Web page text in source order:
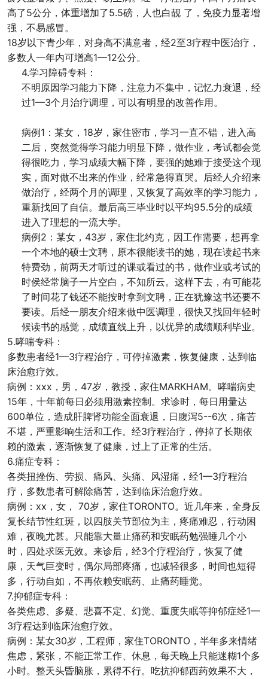
高了5公分，体重增加了5.5磅，人也白靓 了，免疫力显著增
强，不易感冒。
18岁以下青少年，对身高不满意者，经2至3疗程中医治疗，
多数人一年内可增高1—12公分。
4.学习障碍专科：
不明原因学习能力下降，注意力不集中，记忆力衰退，经
过1—3个月治疗调理，可以有明显的改善作用。
病例1：某女，18岁，家住密市，学习一直不错，进入高
二后，突然觉得学习能力明显下降，做作业，考试都会觉
得很吃力，学习成绩大幅下降，要强的她难于接受这个现
实，面对做不出来的作业，经常急得直哭。后经人介绍来
做治疗，经两个月的调理，又恢复了高效率的学习能力，
重新找回了自信。最后高三毕业时以平均95.5分的成绩
进入了理想的一流大学。
病例2：某女，43岁，家住北约克，因工作需要，想再拿
一个本地的硕士文聘，原本很能读书的她，现在读起书来
特费劲，前两天才听过的课或看过的书，做作业或考试的
时侯经常脑子一片空白，不知所云。这样下去，有可能花
了时间花了钱还不能按时拿到文聘，正在犹豫这书还要不
要读。后经一朋友介绍来做中医调理，很快又找回年轻时
候读书的感觉，成绩直线上升，以优异的成绩顺利毕业。
5.哮喘专科：
多数患者经1—3疗程治疗，可停掉激素，恢复健康，达到临
床治愈疗效。
病例：xxx，男，47岁，教授，家住MARKHAM。哮喘病史
15年，十年前每日必须用激素控制。求诊时，每日用量达
600单位，造成肝脾肾功能全面衰退，日腹泻5--6次，痛苦
不堪，严重影响生活和工作。经3疗程治疗，停掉了长期依
赖的激素，逐渐恢复了健康，过上了正常的生活。
6.痛症专科：
各类扭挫伤、劳损、痛风、头痛、风湿痛，经1—3疗程治
疗，多数患者可解除痛苦，达到临床治愈疗效。
病例：xx，女， 70岁，家住TORONTO。近几年来，全身反
复长结节性红斑，以四肢关节部位为主，疼痛难忍，行动困
难，夜晚尤甚。只能靠大量止痛药和安眠药勉强睡几个小
时，四处求医无效。来诊后，经3个疗程治疗，恢复了健
康，天气巨变时，偶尔局部疼痛，也减轻很多，时间也短得
多，行动自如，不再依赖安眠药、止痛药睡觉。
7.抑郁症专科：
各类焦虑、多疑、悲喜不定、幻觉、重度失眠等抑郁症经1—
3疗程达到临床治愈疗效。
病例：某女30岁，工程师，家住TORONTO，半年多来情绪
焦虑，紧张，不能正常工作、休息，每天晚上只能迷糊1个多
小时。整天头昏脑胀，累得不行。吃抗抑郁西药效果不大，